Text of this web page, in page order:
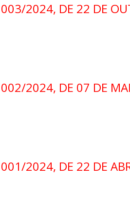
003/2024, DE 22 DE
002/2024, DE 07 DE
001/2024, DE 22 DE